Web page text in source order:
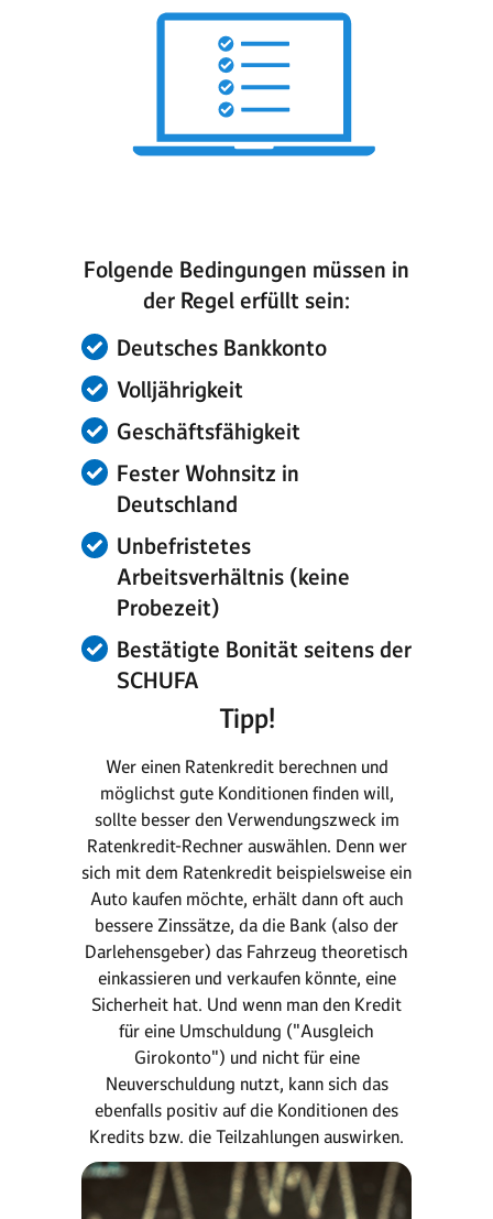
Folgende Bedingungen müssen in
der Regel erfüllt sein:
Deutsches Bankkonto
Volljährigkeit
Geschäftsfähigkeit
Fester Wohnsitz in
Deutschland
Unbefristetes
Arbeitsverhältnis (keine
Probezeit)
Bestätigte Bonität seitens der
SCHUFA
Tipp!
Wer einen Ratenkredit berechnen und
möglichst gute Konditionen finden will,
sollte besser den Verwendungszweck im
Ratenkredit-Rechner auswählen. Denn wer
sich mit dem Ratenkredit beispielsweise ein
Auto kaufen möchte, erhält dann oft auch
bessere Zinssätze, da die Bank (also der
Darlehensgeber) das Fahrzeug theoretisch
einkassieren und verkaufen könnte, eine
Sicherheit hat. Und wenn man den Kredit
für eine Umschuldung ("Ausgleich
Girokonto") und nicht für eine
Neuverschuldung nutzt, kann sich das
ebenfalls positiv auf die Konditionen des
Kredits bzw. die Teilzahlungen auswirken.